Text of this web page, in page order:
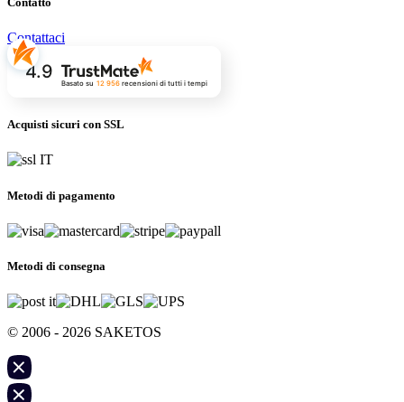
Contattaci
4.9
Basato su 12 956recensioni di tutti i tempi
Acquisti sicuri con SSL
Metodi di pagamento
Metodi di consegna
© 2006 - 2026 SAKETOS